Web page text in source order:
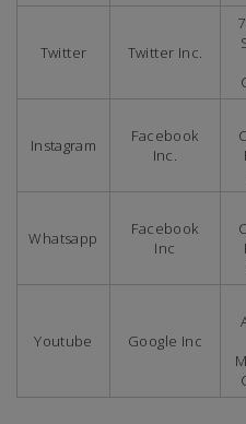
Twitter Twitter Inc.
Instagram
Facebook
Inc.
Whatsapp
Facebook
Inc
Youtube Google Inc